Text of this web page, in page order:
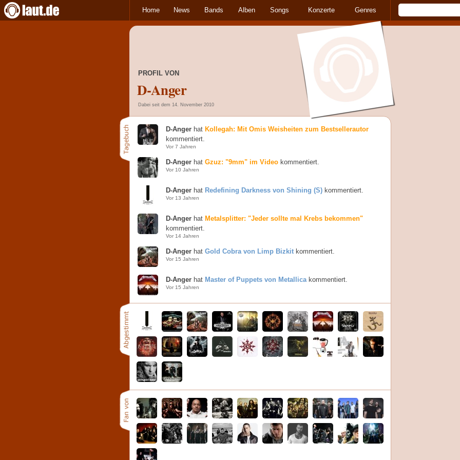
Home News Bands Alben Songs Konzerte Genres
PROFIL VON
D-Anger
Dabei seit dem 14. November 2010
D-Anger hat Kollegah: Mit Omis Weisheiten zum Bestsellerautor
kommentiert.
Vor 7 Jahren
D-Anger hat Gzuz: "9mm" im Video kommentiert.
Vor 10 Jahren
D-Anger hat Redefining Darkness von Shining (S) kommentiert.
Vor 13 Jahren
D-Anger hat Metalsplitter: "Jeder sollte mal Krebs bekommen"
kommentiert.
Vor 14 Jahren
D-Anger hat Gold Cobra von Limp Bizkit kommentiert.
Vor 15 Jahren
D-Anger hat Master of Puppets von Metallicakommentiert.
Vor 15 Jahren